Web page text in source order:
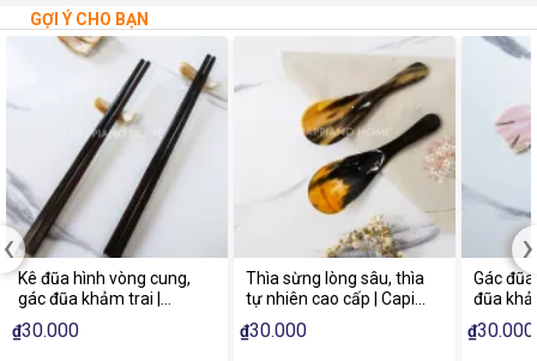
GỢI Ý CHO BẠN
Kê đũa hình vòng cung,
gác đũa khảm trai |
Capiano Home
₫30.000
Thìa sừng lòng sâu, thìa
tự nhiên cao cấp | Capiano
Home
₫30.000
Gác
đũa
₫30.000
‹ ›